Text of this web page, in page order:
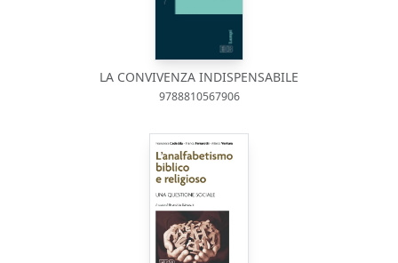
LA CONVIVENZA INDISPENSABILE
9788810567906